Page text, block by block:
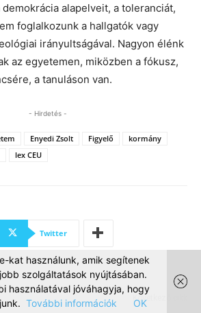
alapelveit, a toleranciát,
foglalkozunk a hallgatók vagy
irányultságával. Nagyon élénk
az egyetemen, miközben a fókusz,
a tanuláson van.
- Hirdetés -
Enyedi Zsolt Figyelő
kormány
lex CEU
Twitter
Következő cikk
kat használunk, amik segítenek
szolgáltatások nyújtásában.
használatával jóváhagyja, hogy
További információk OK